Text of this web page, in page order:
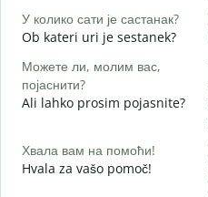
У колико сати је састанак?
Ob kateri uri je sestanek?
Можете ли, молим вас,
појаснити?
Ali lahko prosim pojasnite?
Хвала вам на помоћи!
Hvala za vašo pomoč!